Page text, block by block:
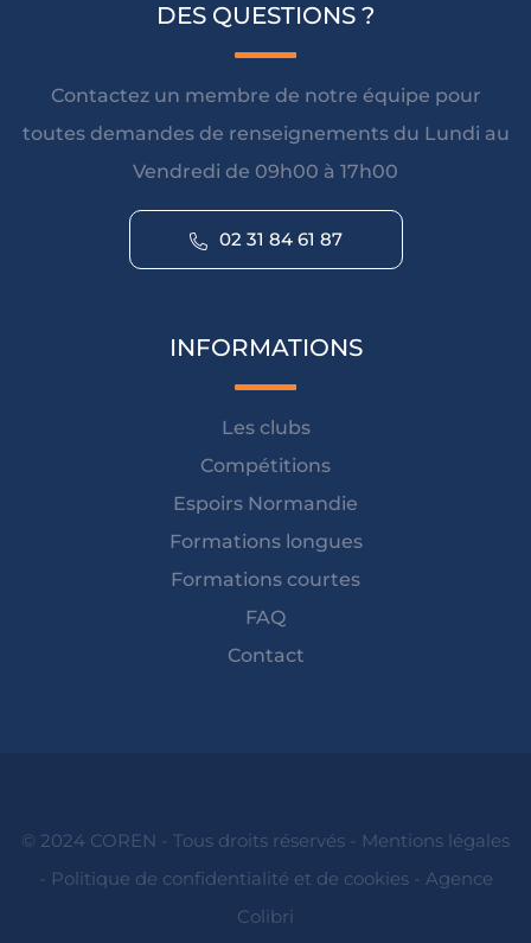
DES QUESTIONS ?
Contactez un membre de notre équipe pour
toutes demandes de renseignements du Lundi au
Vendredi de 09h00 à 17h00
02 31 84 61 87
INFORMATIONS
Les clubs
Compétitions
Espoirs Normandie
Formations longues
Formations courtes
FAQ
Contact
© 2024 COREN - Tous droits réservés - Mentions légales
- Politique de confidentialité et de cookies- Agence
Colibri